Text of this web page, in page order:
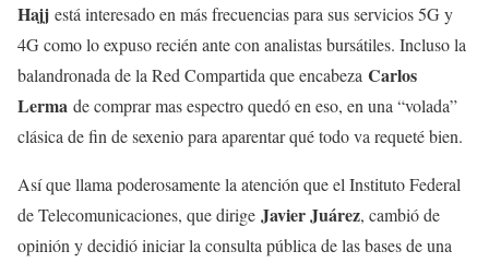
Hajj está interesado en más frecuencias para sus servicios 5G y
4G como lo expuso recién ante con analistas bursátiles. Incluso la
balandronada de la Red Compartida que encabeza Carlos
Lerma de comprar mas espectro quedó en eso, en una “volada”
clásica de fin de sexenio para aparentar qué todo va requeté bien.
Así que llama poderosamente la atención que el Instituto Federal
de Telecomunicaciones, que dirige Javier Juárez, cambió de
opinión y decidió iniciar la consulta pública de las bases de una